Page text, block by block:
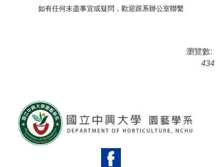
如有任何未盡事宜或疑問，歡迎跟系辦公室聯繫
瀏覽數:
434